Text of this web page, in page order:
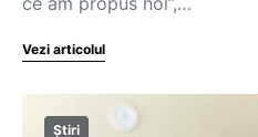
Vezi articolul
Știri